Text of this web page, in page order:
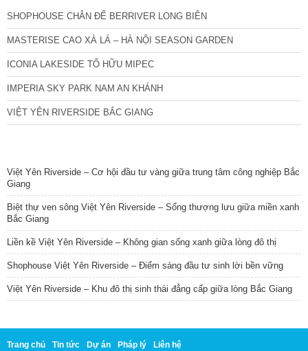
SHOPHOUSE CHÂN ĐẾ BERRIVER LONG BIÊN
MASTERISE CAO XÀ LÁ – HÀ NỘI SEASON GARDEN
ICONIA LAKESIDE TỐ HỮU MIPEC
IMPERIA SKY PARK NAM AN KHÁNH
VIỆT YÊN RIVERSIDE BẮC GIANG
Việt Yên Riverside – Cơ hội đầu tư vàng giữa trung tâm công nghiệp Bắc
Giang
Biệt thự ven sông Việt Yên Riverside – Sống thượng lưu giữa miền xanh
Bắc Giang
Liền kề Việt Yên Riverside – Không gian sống xanh giữa lòng đô thị
Shophouse Việt Yên Riverside – Điểm sáng đầu tư sinh lời bền vững
Việt Yên Riverside – Khu đô thị sinh thái đẳng cấp giữa lòng Bắc Giang
Trang chủ Tin tức Dự án Pháp lý Liên hệ